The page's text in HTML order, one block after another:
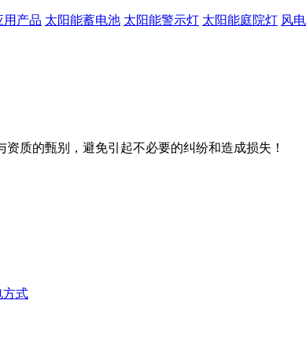
用产品 太阳能蓄电池 太阳能警示灯 太阳能庭院灯 风
质的甄别，避免引起不必要的纠纷和造成损失！
方式